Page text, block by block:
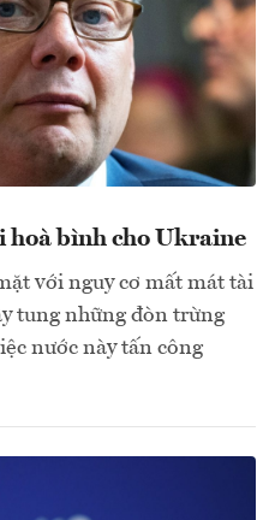
hoà bình cho Ukraine
với nguy cơ mất mát tài
tung những đòn trừng
nước này tấn công